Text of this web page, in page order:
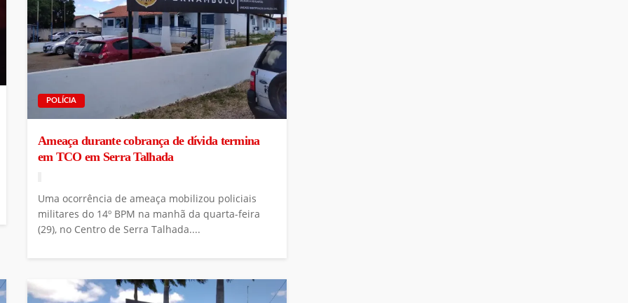
POLÍCIA
Ameaça durante cobrança de dívida termina
em TCO em Serra Talhada
Uma ocorrência de ameaça mobilizou policiais
militares do 14º BPM na manhã da quarta-feira
(29), no Centro de Serra Talhada....